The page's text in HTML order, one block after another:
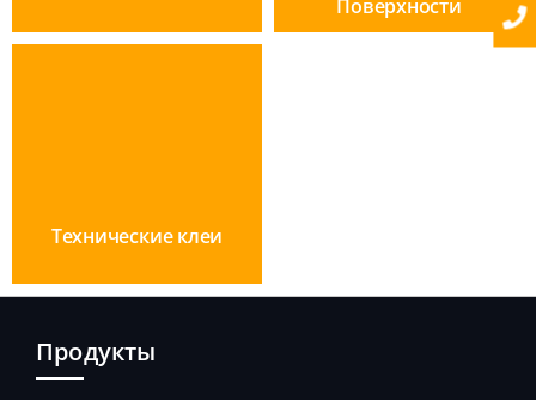
Поверхности
Технические клеи
Продукты